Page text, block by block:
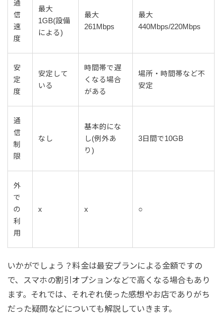
通
信
速
度
最大
1GB(設備
による)
最大
261Mbps
最大
440Mbps/220Mbps
安
定
度
安定して
いる
時間帯で遅
くなる場合
がある
場所・時間帯など不
安定
通
信
制
限
なし
基本的にな
し(例外あ
り)
3日間で10GB
外
で
の
利
用
x x ○
いかがでしょう？料金は最安プランによる金額ですの
で、スマホの割引オプションなどで高くなる場合もあり
ます。それでは、それぞれ使った感想やお店でありがち
だった疑問などについても解説していきます。